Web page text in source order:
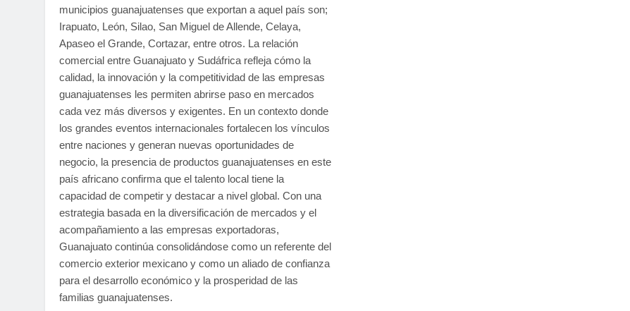
municipios guanajuatenses que exportan a aquel país son;
Irapuato, León, Silao, San Miguel de Allende, Celaya,
Apaseo el Grande, Cortazar, entre otros. La relación
comercial entre Guanajuato y Sudáfrica refleja cómo la
calidad, la innovación y la competitividad de las empresas
guanajuatenses les permiten abrirse paso en mercados
cada vez más diversos y exigentes. En un contexto donde
los grandes eventos internacionales fortalecen los vínculos
entre naciones y generan nuevas oportunidades de
negocio, la presencia de productos guanajuatenses en este
país africano confirma que el talento local tiene la
capacidad de competir y destacar a nivel global. Con una
estrategia basada en la diversificación de mercados y el
acompañamiento a las empresas exportadoras,
Guanajuato continúa consolidándose como un referente del
comercio exterior mexicano y como un aliado de confianza
para el desarrollo económico y la prosperidad de las
familias guanajuatenses.